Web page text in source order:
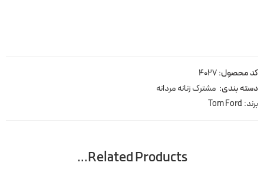
کد محصول:4027
دسته بندی: مشترک زنانه مردانه
برند: Tom Ford
Related Products…